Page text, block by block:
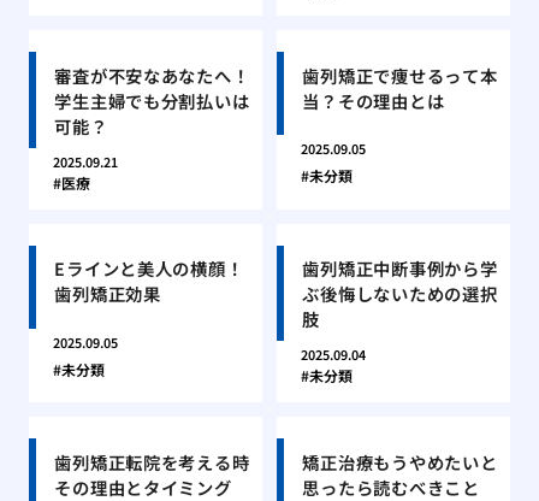
審査が不安なあなたへ！
学生主婦でも分割払いは
可能？
2025.09.21
医療
歯列矯正で痩せるって本
当？その理由とは
2025.09.05
未分類
Eラインと美人の横顔！
歯列矯正効果
2025.09.05
未分類
歯列矯正中断事例から学
ぶ後悔しないための選択
肢
2025.09.04
未分類
歯列矯正転院を考える時
その理由とタイミング
矯正治療もうやめたいと
思ったら読むべきこと